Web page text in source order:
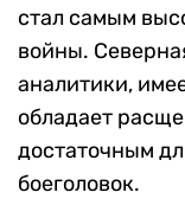
стал самым
войны.
аналитики,
обладает
достаточным
боеголовок.